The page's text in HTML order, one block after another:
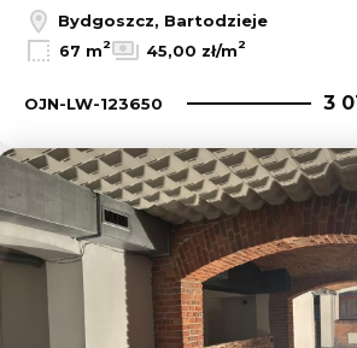
Bydgoszcz, Bartodzieje
67 m2 45,00 zł/m2
OJN-LW-123650 3